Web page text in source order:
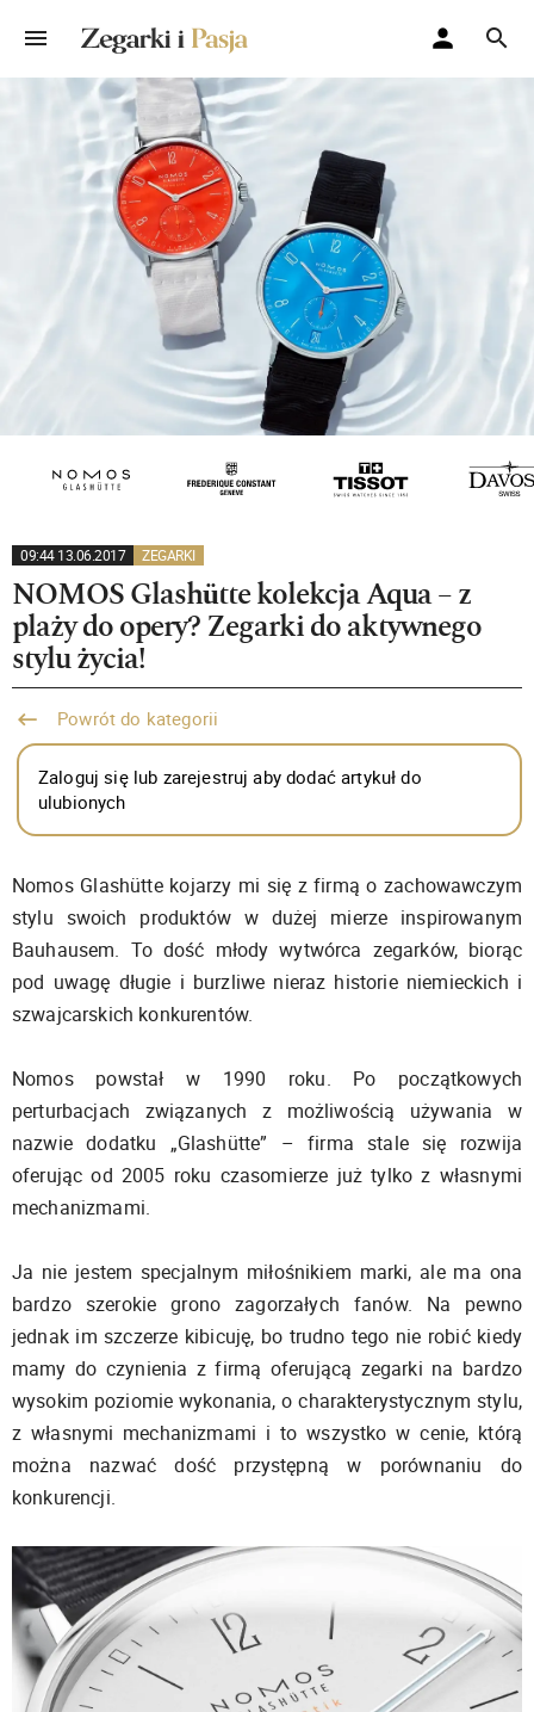
09:44 13.06.2017 ZEGARKI
NOMOS Glashütte kolekcja Aqua – z
plaży do opery? Zegarki do aktywnego
stylu życia!
Powrót do kategorii
Zaloguj się lub zarejestruj aby dodać artykuł do
ulubionych
Nomos Glashütte kojarzy mi się z firmą o zachowawczym
stylu swoich produktów w dużej mierze inspirowanym
Bauhausem. To dość młody wytwórca zegarków, biorąc
pod uwagę długie i burzliwe nieraz historie niemieckich i
szwajcarskich konkurentów.
Nomos powstał w 1990 roku. Po początkowych
perturbacjach związanych z możliwością używania w
nazwie dodatku „Glashütte” – firma stale się rozwija
oferując od 2005 roku czasomierze już tylko z własnymi
mechanizmami.
Ja nie jestem specjalnym miłośnikiem marki, ale ma ona
bardzo szerokie grono zagorzałych fanów. Na pewno
jednak im szczerze kibicuję, bo trudno tego nie robić kiedy
mamy do czynienia z firmą oferującą zegarki na bardzo
wysokim poziomie wykonania, o charakterystycznym stylu,
z własnymi mechanizmami i to wszystko w cenie, którą
można nazwać dość przystępną w porównaniu do
konkurencji.